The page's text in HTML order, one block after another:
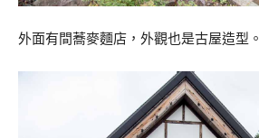
外面有間蕎麥麵店，外觀也是古屋造型。